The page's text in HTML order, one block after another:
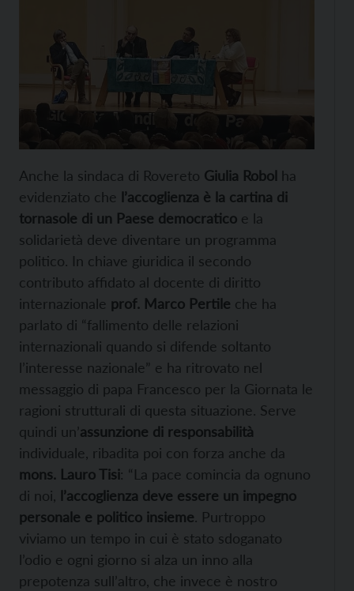
Anche la sindaca di Rovereto Giulia Robol ha
evidenziato che l’accoglienza è la cartina di
tornasole di un Paese democratico e la
solidarietà deve diventare un programma
politico. In chiave giuridica il secondo
contributo affidato al docente di diritto
internazionale prof. Marco Pertile che ha
parlato di “fallimento delle relazioni
internazionali quando si difende soltanto
l’interesse nazionale” e ha ritrovato nel
messaggio di papa Francesco per la Giornata le
ragioni strutturali di questa situazione. Serve
quindi un’assunzione di responsabilità
individuale, ribadita poi con forza anche da
mons. Lauro Tisi: “La pace comincia da ognuno
di noi, l’accoglienza deve essere un impegno
personale e politico insieme. Purtroppo
viviamo un tempo in cui è stato sdoganato
l’odio e ogni giorno si alza un inno alla
prepotenza sull’altro, che invece è nostro